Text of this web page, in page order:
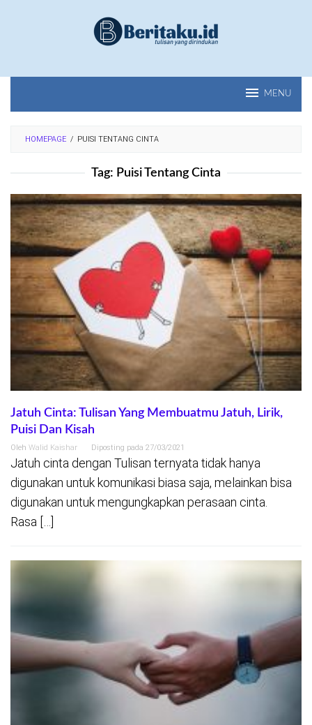
MENU
HOMEPAGE / PUISI TENTANG CINTA
Tag: Puisi Tentang Cinta
Jatuh Cinta: Tulisan Yang Membuatmu Jatuh, Lirik,
Puisi Dan Kisah
Oleh Walid Kaishar Diposting pada 27/03/2021
Jatuh cinta dengan Tulisan ternyata tidak hanya
digunakan untuk komunikasi biasa saja, melainkan bisa
digunakan untuk mengungkapkan perasaan cinta.
Rasa […]